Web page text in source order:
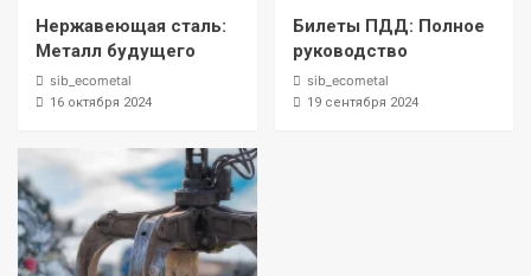
Нержавеющая сталь:
Металл будущего
sib_ecometal
16 октября 2024
Билеты ПДД: Полное
руководство
sib_ecometal
19 сентября 2024